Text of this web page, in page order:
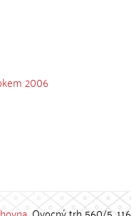
2006